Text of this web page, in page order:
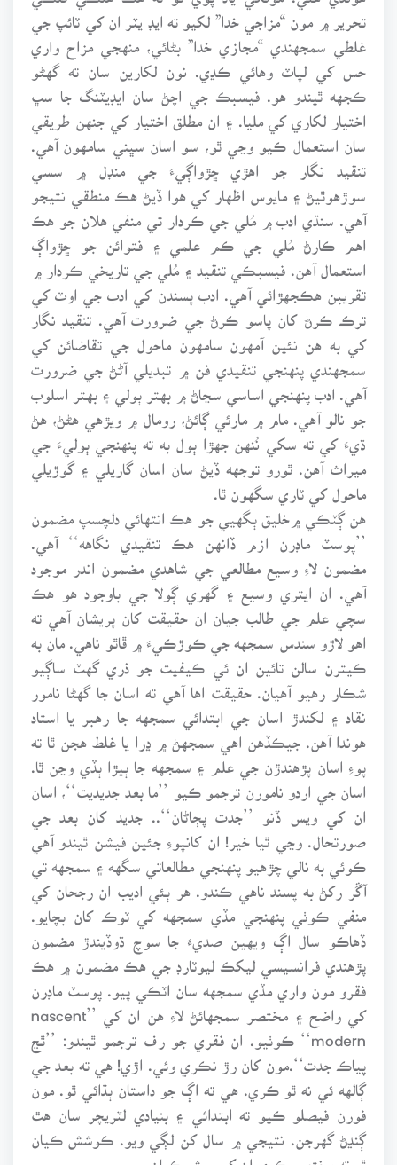
تحرير ۾ مون “مزاجي خدا” لکيو ته ايڊ يٽر ان کي ٽائپ جي
غلطي سمجهندي “مجازي خدا” بڻائي، منهجي مزاح واري
حس کي لپاٽ وهائي ڪڍي. نون لکارين سان ته گهڻو
ڪجهه ٿيندو هو. فيسبڪ جي اچڻ سان ايڊيٽنگ جا سڀ
اختيار لکاري کي مليا. ۽ ان مطلق اختيار کي جنهن طريقي
سان استعمال ڪيو وڃي ٿو، سو اسان سڀني سامهون آهي.
تنقيد نگار جو اهڙي ڇڙواڳيءَ جي منڊل ۾ سسي
سوڙهوٿيڻ ۽ مايوس اظهار کي هوا ڏيڻ هڪ منطقي نتيجو
آهي. سنڌي ادب ۾ مُلي جي ڪردار تي منفي هلان جو هڪ
اهم ڪارڻ مُلي جي ڪم علمي ۽ فتوائن جو ڇڙواڳ
استعمال آهن. فيسبڪي تنقيد ۽ مُلي جي تاريخي ڪردار ۾
تقريبن هڪجهڙائي آهي. ادب پسندن کي ادب جي اوٽ کي
ترڪ ڪرڻ کان پاسو ڪرڻ جي ضرورت آهي. تنقيد نگار
کي به هن نئين آمهون سامهون ماحول جي تقاضائن کي
سمجهندي پنهنجي تنقيدي فن ۾ تبديلي آڻڻ جي ضرورت
آهي. ادب پنهنجي اساسي سڃاڻ ۾ بهتر ٻولي ۽ بهتر اسلوب
جو نالو آهي. مام ۾ مارئي ڳائڻ، رومال ۾ ويڙهي هڻڻ، هڻ
ڌيءَ کي ته سکي نُنهن جهڙا ٻول به ته پنهنجي ٻوليءَ جي
ميراث آهن. ٿورو توجهه ڏيڻ سان اسان گاريلي ۽ گوڙيلي
ماحول کي ٽاري سگهون ٿا.
هن ڳٽڪي ۾خليق ٻگهيي جو هڪ انتهائي دلچسپ مضمون
’’پوسٽ ماڊرن ازم ڏانهن هڪ تنقيدي نگاهه‘‘ آهي.
مضمون لاءِ وسيع مطالعي جي شاهدي مضمون اندر موجود
آهي. ان ايتري وسيع ۽ گهري ڳولا جي باوجود هو هڪ
سچي علم جي طالب جيان ان حقيقت کان پريشان آهي ته
اهو لاڙو سندس سمجهه جي ڪوڙڪيءَ ۾ ڦاٿو ناهي. مان به
ڪيترن سالن تائين ان ئي ڪيفيت جو ذري گهٽ ساڳيو
شڪار رهيو آهيان. حقيقت اها آهي ته اسان جا گهڻا نامور
نقاد ۽ لکندڙ اسان جي ابتدائي سمجهه جا رهبر يا استاد
هوندا آهن. جيڪڏهن اهي سمجهڻ ۾ ڍرا يا غلط هجن ٿا ته
پوءِ اسان پڙهندڙن جي علم ۽ سمجهه جا ٻيڙا ٻڏي وڃن ٿا.
اسان جي اردو نامورن ترجمو ڪيو ’’ما بعد جديديت‘‘، اسان
ان کي ويس ڏنو ’’جدت پڄاڻان‘‘.. جديد کان بعد جي
صورتحال. وڃي ٿيا خير! ان کانپوءِ جئين فيشن ٿيندو آهي
ڪوئي به نالي چڙهيو پنهنجي مطالعاتي سگهه ۽ سمجهه تي
آڱر رکڻ به پسند ناهي ڪندو. هر ٻئي اديب ان رجحان کي
منفي ڪوٺي پنهنجي مڏي سمجهه کي ٽوڪ کان بچايو.
ڏهاڪو سال اڳ ويهين صديءَ جا سوچ ڌوڏيندڙ مضمون
پڙهندي فرانسيسي ليکڪ ليوٽارڊ جي هڪ مضمون ۾ هڪ
فقرو مون واري مڏي سمجهه سان اٽڪي پيو. پوسٽ ماڊرن
modern‘‘ ڪوٺيو. ان فقري جو رف ترجمو ٿيندو: ’’ٿڃ
پياڪ جدت‘‘.مون کان رڙ نڪري وئي. اڙي! هي ته بعد جي
ڳالهه ئي نه ٿو ڪري. هي ته اڳ جو داستان ٻڌائي ٿو. مون
فورن فيصلو ڪيو ته ابتدائي ۽ بنيادي لٽريچر سان هٿ
ڳنڍڻ گهرجن. نتيجي ۾ سال کن لڳي ويو. ڪوشش ڪيان
ٿو ته مختصر ڪري ان کي پيش ڪيان.